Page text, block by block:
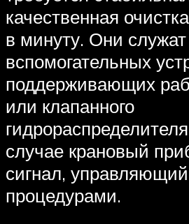
качественная
в минуту. Они служат
вспомогательных
поддерживающих
или клапанного
случае крановый
сигнал,
процедурами.